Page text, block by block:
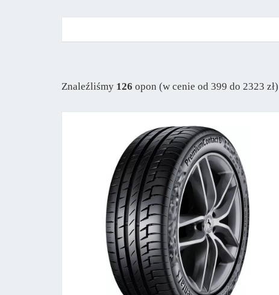
Znaleźliśmy 126 opon (w cenie od 399 do 2323 zł)